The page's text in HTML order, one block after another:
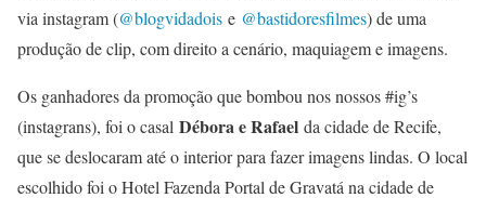
via instagram (@blogvidadois e @bastidoresfilmes) de uma
produção de clip, com direito a cenário, maquiagem e imagens.
Os ganhadores da promoção que bombou nos nossos #ig’s
(instagrans), foi o casal Débora e Rafael da cidade de Recife,
que se deslocaram até o interior para fazer imagens lindas. O local
escolhido foi o Hotel Fazenda Portal de Gravatá na cidade de